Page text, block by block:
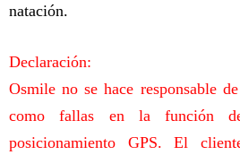
natación.
Declaración:
Osmile no se hace responsable
como fallas en la función
posicionamiento GPS. El